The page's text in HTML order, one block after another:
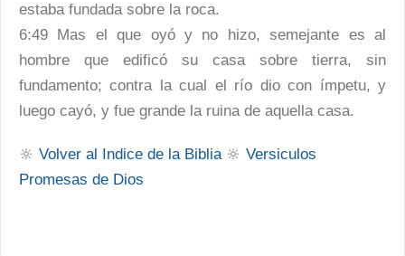
estaba fundada sobre la roca.
6:49 Mas el que oyó y no hizo, semejante es al
hombre que edificó su casa sobre tierra, sin
fundamento; contra la cual el río dio con ímpetu, y
luego cayó, y fue grande la ruina de aquella casa.
🔆 Volver al Indice de la Biblia🔆 Versiculos
Promesas de Dios